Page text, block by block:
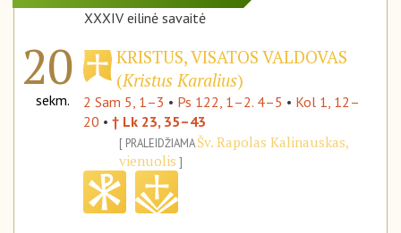
XXXIV eilinė savaitė
20
sekm.
KRISTUS, VISATOS VALDOVAS
(Kristus Karalius)
2 Sam 5, 1–3 • Ps 122, 1–2. 4–5 • Kol 1, 12–
20 • † Lk 23, 35–43
PRALEIDŽIAMAŠv. Rapolas Kalinauskas,
vienuolis